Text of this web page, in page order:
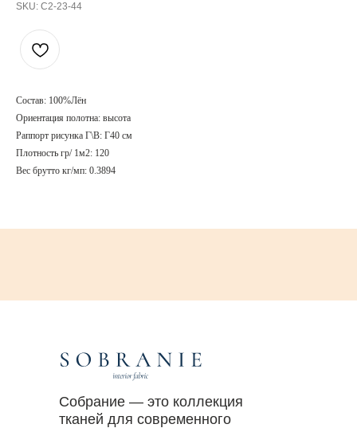
SKU: C2-23-44
Состав: 100%Лён
Ориентация полотна: высота
Раппорт рисунка Г\В: Г40 см
Плотность гр/ 1м2: 120
Вес брутто кг/мп: 0.3894
Собрание — это коллекция
тканей для современного